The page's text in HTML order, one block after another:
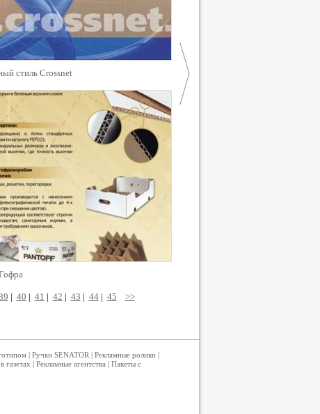
стиль Crossnet
| 40 | 41 | 42 | 43 | 44| 45 >>
| Ручки SENATOR | Рекламные ролики|
газетах | Рекламные агентства | Пакеты с